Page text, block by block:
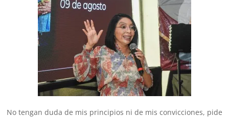
No tengan duda de mis principios ni de mis convicciones, pide